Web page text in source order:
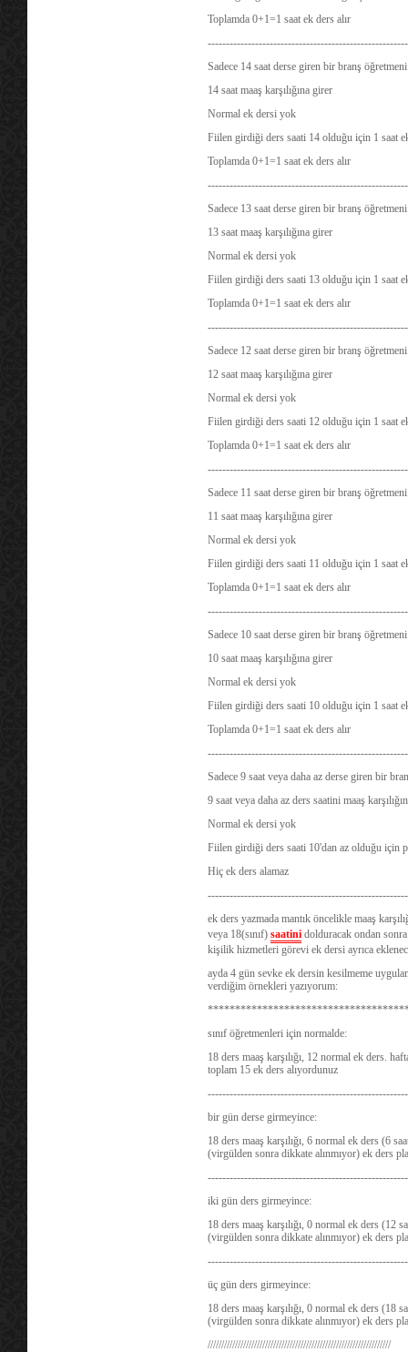
Toplamda 0+1=1 saat ek ders alır
Sadece 14 saat derse giren bir branş
14 saat maaş karşılığına girer
Normal ek dersi yok
Fiilen girdiği ders saati 14 olduğu için 1 saat
Toplamda 0+1=1 saat ek ders alır
Sadece 13 saat derse giren bir branş
13 saat maaş karşılığına girer
Normal ek dersi yok
Fiilen girdiği ders saati 13 olduğu için 1 saat
Toplamda 0+1=1 saat ek ders alır
Sadece 12 saat derse giren bir branş
12 saat maaş karşılığına girer
Normal ek dersi yok
Fiilen girdiği ders saati 12 olduğu için 1 saat
Toplamda 0+1=1 saat ek ders alır
Sadece 11 saat derse giren bir branş
11 saat maaş karşılığına girer
Normal ek dersi yok
Fiilen girdiği ders saati 11 olduğu için 1 saat
Toplamda 0+1=1 saat ek ders alır
Sadece 10 saat derse giren bir branş
10 saat maaş karşılığına girer
Normal ek dersi yok
Fiilen girdiği ders saati 10 olduğu için 1 saat
Toplamda 0+1=1 saat ek ders alır
Sadece 9 saat veya daha az derse giren bir
9 saat veya daha az ders saatini maaş
Normal ek dersi yok
Fiilen girdiği ders saati 10'dan az olduğu için
Hiç ek ders alamaz
ek ders yazmada mantık öncelikle maaş
veya 18(sınıf) saatini dolduracak ondan
kişilik hizmetleri görevi ek dersi ayrıca
ayda 4 gün sevke ek dersin kesilmeme
verdiğim örnekleri yazıyorum:
sınıf öğretmenleri için normalde:
18 ders maaş karşılığı, 12 normal ek ders.
toplam 15 ek ders alıyordunuz
bir gün derse girmeyince:
18 ders maaş karşılığı, 6 normal ek ders (6
(virgülden sonra dikkate alınmıyor) ek ders
iki gün ders girmeyince:
18 ders maaş karşılığı, 0 normal ek ders
(virgülden sonra dikkate alınmıyor) ek ders
üç gün ders girmeyince:
18 ders maaş karşılığı, 0 normal ek ders
(virgülden sonra dikkate alınmıyor) ek ders
///////////////////////////////////////////////////////////////////